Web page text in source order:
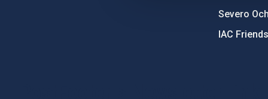
Severo
IAC Friends